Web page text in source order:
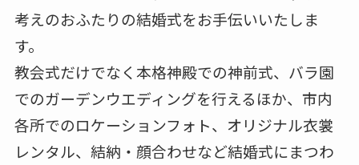
考えのおふたりの結婚式をお手伝いいたしま
す。
教会式だけでなく本格神殿での神前式、バラ園
でのガーデンウエディングを行えるほか、市内
各所でのロケーションフォト、オリジナル衣裳
レンタル、結納・顔合わせなど結婚式にまつわ